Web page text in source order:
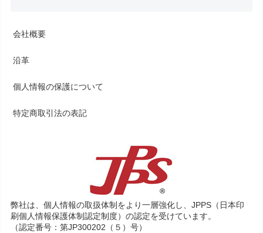
会社概要
沿革
個人情報の保護について
特定商取引法の表記
弊社は、個人情報の取扱体制をより一層強化し、JPPS（日本印
刷個人情報保護体制認定制度）の認定を受けています。
（認定番号：第JP300202（５）号）